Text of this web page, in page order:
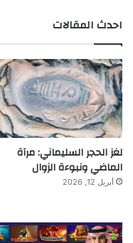
احدث المقالات
لغز الحجر السليماني: مرآة
الماضي ونبوءة الزوال
أبريل 12, 2026